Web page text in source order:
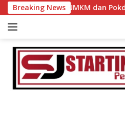
Langsung
ke
konten
Breaking News
UMKM dan Pokdarwis